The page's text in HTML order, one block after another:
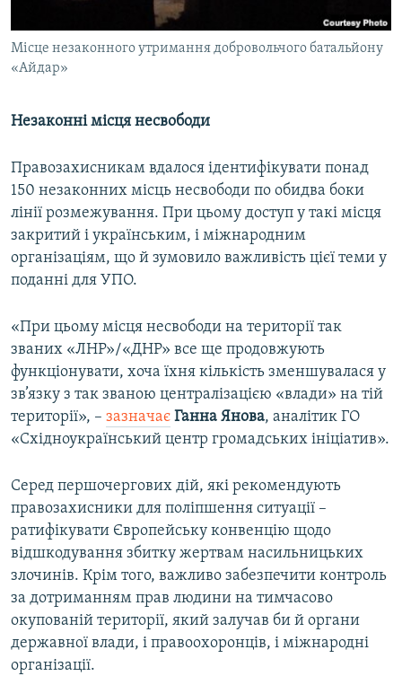
Місце незаконного утримання добровольчого батальйону
«Айдар»
Незаконні місця несвободи
Правозахисникам вдалося ідентифікувати понад
150 незаконних місць несвободи по обидва боки
лінії розмежування. При цьому доступ у такі місця
закритий і українським, і міжнародним
організаціям, що й зумовило важливість цієї теми у
поданні для УПО.
«При цьому місця несвободи на території так
званих «ЛНР»/«ДНР» все ще продовжують
функціонувати, хоча їхня кількість зменшувалася у
зв’язку з так званою централізацією «влади» на тій
території», – зазначає Ганна Янова, аналітик ГО
«Східноукраїнський центр громадських ініціатив».
Серед першочергових дій, які рекомендують
правозахисники для поліпшення ситуації –
ратифікувати Європейську конвенцію щодо
відшкодування збитку жертвам насильницьких
злочинів. Крім того, важливо забезпечити контроль
за дотриманням прав людини на тимчасово
окупованій території, який залучав би й органи
державної влади, і правоохоронців, і міжнародні
організації.